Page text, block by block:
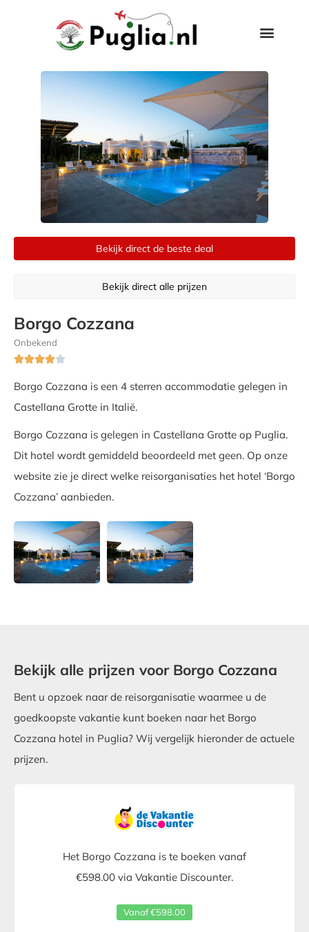
Bekijk direct de beste deal
Bekijk direct alle prijzen
Borgo Cozzana
Onbekend

Borgo Cozzana is een 4 sterren accommodatie gelegen in
Castellana Grotte in Italië.
Borgo Cozzana is gelegen in Castellana Grotte op Puglia.
Dit hotel wordt gemiddeld beoordeeld met geen. Op onze
website zie je direct welke reisorganisaties het hotel ‘Borgo
Cozzana’ aanbieden.
Bekijk alle prijzen voor Borgo Cozzana
Bent u opzoek naar de reisorganisatie waarmee u de
goedkoopste vakantie kunt boeken naar het Borgo
Cozzana hotel in Puglia? Wij vergelijk hieronder de actuele
prijzen.
Het Borgo Cozzana is te boeken vanaf
€598.00 via Vakantie Discounter.
Vanaf €598.00